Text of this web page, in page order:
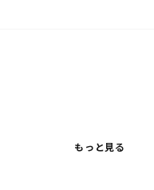
もっと見る